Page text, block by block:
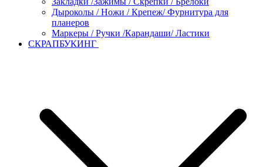
Дыроколы / Ножи / Крепеж/ Фурнитура для
планеров
Маркеры / Ручки /Карандаши/ Ластики
СКРАПБУКИНГ